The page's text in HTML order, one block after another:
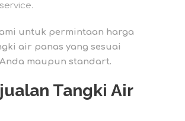
untuk permintaan harga
air panas yang sesuai
maupun standart.
Tangki Air